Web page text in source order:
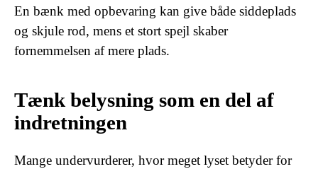
En bænk med opbevaring kan give både siddeplads
og skjule rod, mens et stort spejl skaber
fornemmelsen af mere plads.
Tænk belysning som en del af
indretningen
Mange undervurderer, hvor meget lyset betyder for